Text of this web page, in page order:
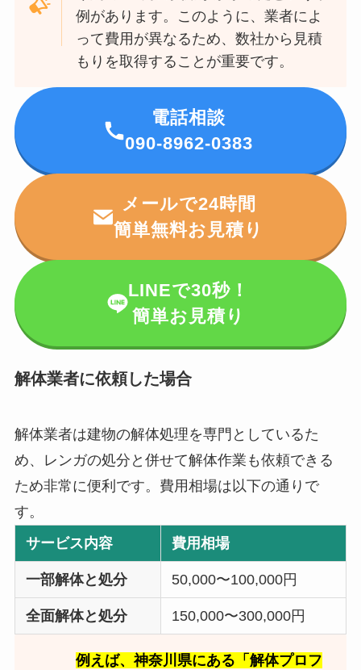
例があります。このように、業者によ
って費用が異なるため、数社から見積
もりを取得することが重要です。
電話相談
090-8962-0383
メールで24時間
簡単無料お見積り
LINEで30秒！
簡単お見積り
解体業者に依頼した場合
解体業者は建物の解体処理を専門としているた
め、レンガの処分と併せて解体作業も依頼できる
ため非常に便利です。費用相場は以下の通りで
す。
サービス内容
費用相場
一部解体と処分 50,000〜100,000円
全面解体と処分 150,000〜300,000円
例えば、神奈川県にある「解体プロフ